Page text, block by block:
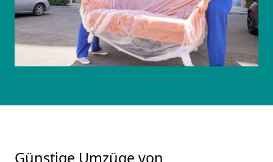
Günstige Umzüge von